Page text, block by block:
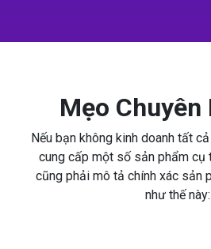
Mẹo Chuyên
Nếu bạn không kinh doanh tất
cung cấp một số sản phẩm cụ
cũng phải mô tả chính xác sản
như thế này: